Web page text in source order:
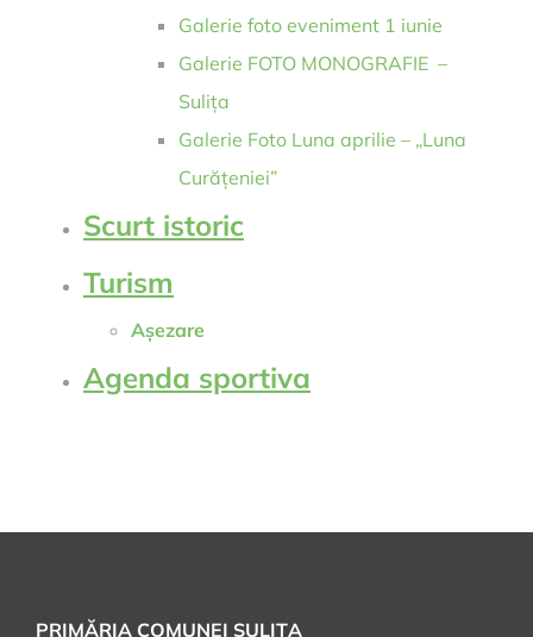
Galerie foto eveniment 1 iunie
Galerie FOTO MONOGRAFIE –
Sulița
Galerie Foto Luna aprilie – „Luna
Curățeniei”
Scurt istoric
Turism
Așezare
Agenda sportiva
PRIMĂRIA COMUNEI SULIȚA